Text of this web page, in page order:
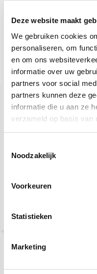
Deze website maakt
We gebruiken cookies
personaliseren, om
en om ons
informatie over uw
partners voor social
partners kunnen deze
informatie die u aan ze
verzameld op basis van
Noodzakelijk
Voorkeuren
Statistieken
Marketing
Gerelateerde
(33,28 Incl. btw)